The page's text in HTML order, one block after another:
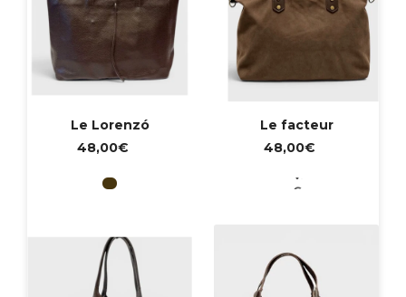
Le Lorenzó
48,00€
Chocolate
Le facteur
48,00€
Verde caqui
VERDE